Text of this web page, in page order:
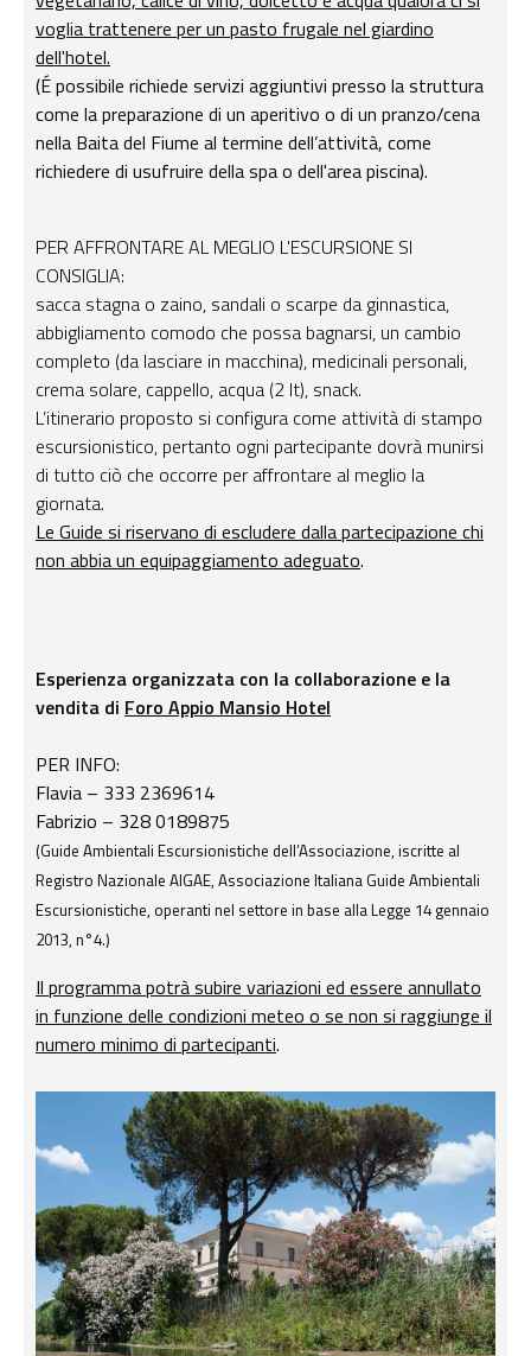
voglia trattenere per un pasto frugale nel giardino
dell'hotel.
(É possibile richiede servizi aggiuntivi presso la struttura
come la preparazione di un aperitivo o di un pranzo/cena
nella Baita del Fiume al termine dell’attività, come
richiedere di usufruire della spa o dell'area piscina).
PER AFFRONTARE AL MEGLIO L'ESCURSIONE SI
CONSIGLIA:
sacca stagna o zaino, sandali o scarpe da ginnastica,
abbigliamento comodo che possa bagnarsi, un cambio
completo (da lasciare in macchina), medicinali personali,
crema solare, cappello, acqua (2 lt), snack.
L’itinerario proposto si configura come attività di stampo
escursionistico, pertanto ogni partecipante dovrà munirsi
di tutto ciò che occorre per affrontare al meglio la
giornata.
Le Guide si riservano di escludere dalla partecipazione chi
non abbia un equipaggiamento adeguato.
Esperienza organizzata con la collaborazione e la
vendita di Foro Appio Mansio Hotel
PER INFO:
Flavia – 333 2369614
Fabrizio – 328 0189875
(Guide Ambientali Escursionistiche dell’Associazione, iscritte al
Registro Nazionale AIGAE, Associazione Italiana Guide Ambientali
Escursionistiche, operanti nel settore in base alla Legge 14 gennaio
2013, n°4.)
Il programma potrà subire variazioni ed essere annullato
in funzione delle condizioni meteo o se non si raggiunge il
numero minimo di partecipanti.